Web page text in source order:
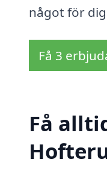
något för
Få 3
Få